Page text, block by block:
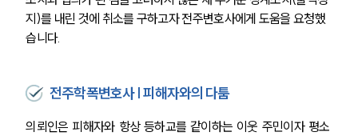
지)를 내린 것에 취소를 구하고자 전주변호사에게 도움을 요청했
습니다.
전주학폭변호사 | 피해자와의 다툼
의뢰인은 피해자와 항상 등하교를 같이하는 이웃 주민이자 평소